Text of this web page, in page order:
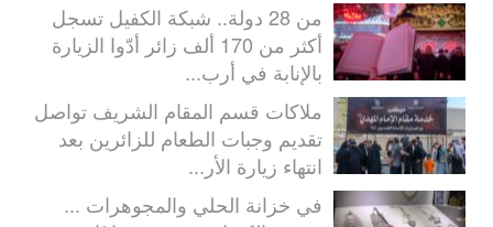
من 28 دولة.. شبكة الكفيل تسجل
أكثر من 170 ألف زائر أدّوا الزيارة
بالإنابة في أرب...
ملاكات قسم المقام الشريف تواصل
تقديم وجبات الطعام للزائرين بعد
انتهاء زيارة الأر...
في خزانة الحلي والمجوهرات ...